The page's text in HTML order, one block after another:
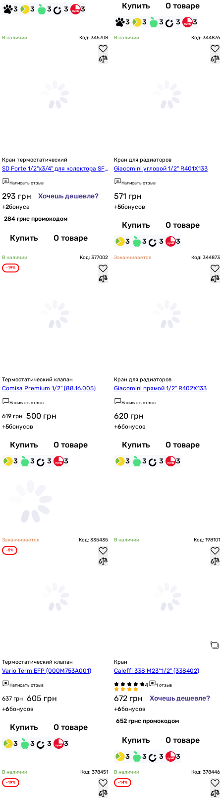
3 3 3 3 3 Купить О товаре
3 3 3 3 3
В наличии Код: 345708
Кран термостатический
SD Forte 1/2"х3/4" для колектора SFE
009
Написать отзыв
293 грн Хочешь дешевле?
+2бонуса
284 грнс промокодом
Купить О товаре
В наличии Код: 344876
Кран для радиаторов
Giacomini угловой 1/2" R401X133
Написать отзыв
571 грн
+5бонусов
Купить О товаре
3 3 3 3
В наличии Код: 377002
-19%
Термостатический клапан
Comisa Premium 1/2" (88.16.005)
Написать отзыв
619 грн 500 грн
+5бонусов
Купить О товаре
3 3 3 3
Заканчивается Код: 344873
Кран для радиаторов
Giacomini прямой 1/2" R402X133
Написать отзыв
620 грн
+6бонусов
Купить О товаре
3 3 3 3
Заканчивается Код: 335435
-5%
Термостатический клапан
Vario Term EFP (000M753A001)
Написать отзыв
637 грн 605 грн
+6бонусов
Купить О товаре
3 3 3 3
В наличии Код: 198101
Кран
Caleffi 338 М23*1/2" (338402)
1 отзыв
672 грн Хочешь дешевле?
+6бонусов
652 грнс промокодом
Купить О товаре
3 3 3 3
В наличии Код: 378451
-19%
В наличии Код: 378446
-14%